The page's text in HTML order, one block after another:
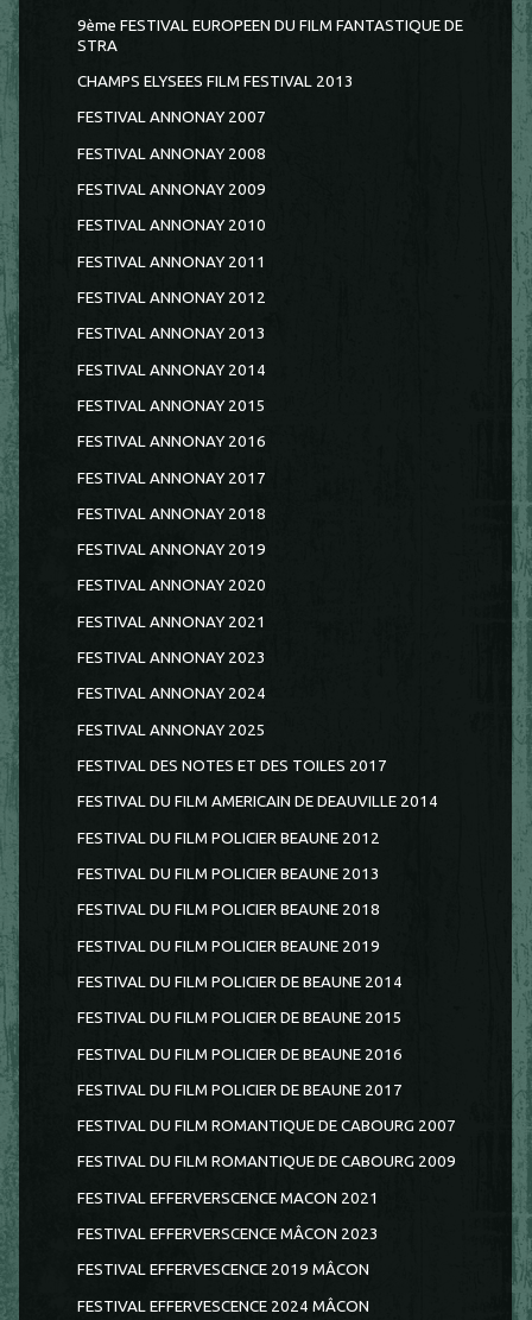
9ème FESTIVAL EUROPEEN DU FILM FANTASTIQUE DE
STRA
CHAMPS ELYSEES FILM FESTIVAL 2013
FESTIVAL ANNONAY 2007
FESTIVAL ANNONAY 2008
FESTIVAL ANNONAY 2009
FESTIVAL ANNONAY 2010
FESTIVAL ANNONAY 2011
FESTIVAL ANNONAY 2012
FESTIVAL ANNONAY 2013
FESTIVAL ANNONAY 2014
FESTIVAL ANNONAY 2015
FESTIVAL ANNONAY 2016
FESTIVAL ANNONAY 2017
FESTIVAL ANNONAY 2018
FESTIVAL ANNONAY 2019
FESTIVAL ANNONAY 2020
FESTIVAL ANNONAY 2021
FESTIVAL ANNONAY 2023
FESTIVAL ANNONAY 2024
FESTIVAL ANNONAY 2025
FESTIVAL DES NOTES ET DES TOILES 2017
FESTIVAL DU FILM AMERICAIN DE DEAUVILLE 2014
FESTIVAL DU FILM POLICIER BEAUNE 2012
FESTIVAL DU FILM POLICIER BEAUNE 2013
FESTIVAL DU FILM POLICIER BEAUNE 2018
FESTIVAL DU FILM POLICIER BEAUNE 2019
FESTIVAL DU FILM POLICIER DE BEAUNE 2014
FESTIVAL DU FILM POLICIER DE BEAUNE 2015
FESTIVAL DU FILM POLICIER DE BEAUNE 2016
FESTIVAL DU FILM POLICIER DE BEAUNE 2017
FESTIVAL DU FILM ROMANTIQUE DE CABOURG 2007
FESTIVAL DU FILM ROMANTIQUE DE CABOURG 2009
FESTIVAL EFFERVERSCENCE MACON 2021
FESTIVAL EFFERVERSCENCE MÂCON 2023
FESTIVAL EFFERVESCENCE 2019 MÂCON
FESTIVAL EFFERVESCENCE 2024 MÂCON